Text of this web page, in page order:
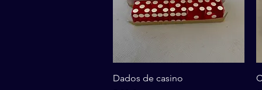
Vista rápida
Dados de casino